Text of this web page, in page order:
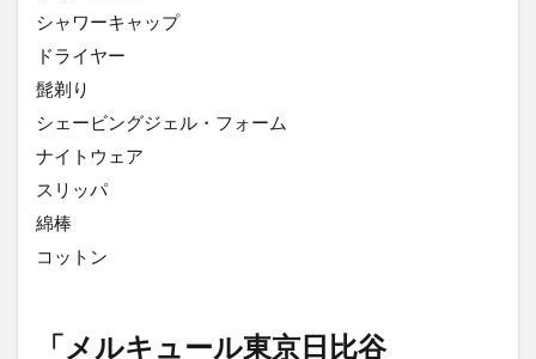
シャワーキャップ
ドライヤー
髭剃り
シェービングジェル・フォーム
ナイトウェア
スリッパ
綿棒
コットン
「メルキュール東京日比谷